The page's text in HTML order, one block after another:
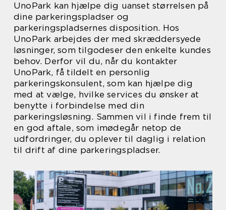
UnoPark kan hjælpe dig uanset størrelsen på
dine parkeringspladser og
parkeringspladsernes disposition. Hos
UnoPark arbejdes der med skræddersyede
løsninger, som tilgodeser den enkelte kundes
behov. Derfor vil du, når du kontakter
UnoPark, få tildelt en personlig
parkeringskonsulent, som kan hjælpe dig
med at vælge, hvilke services du ønsker at
benytte i forbindelse med din
parkeringsløsning. Sammen vil i finde frem til
en god aftale, som imødegår netop de
udfordringer, du oplever til daglig i relation
til drift af dine parkeringspladser.